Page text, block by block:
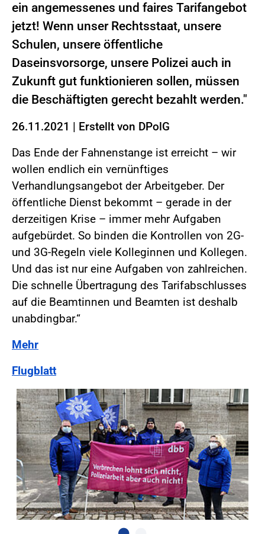
ein angemessenes und faires Tarifangebot
jetzt! Wenn unser Rechtsstaat, unsere
Schulen, unsere öffentliche
Daseinsvorsorge, unsere Polizei auch in
Zukunft gut funktionieren sollen, müssen
die Beschäftigten gerecht bezahlt werden."
26.11.2021 | Erstellt von DPolG
Das Ende der Fahnenstange ist erreicht – wir
wollen endlich ein vernünftiges
Verhandlungsangebot der Arbeitgeber. Der
öffentliche Dienst bekommt – gerade in der
derzeitigen Krise – immer mehr Aufgaben
aufgebürdet. So binden die Kontrollen von 2G-
und 3G-Regeln viele Kolleginnen und Kollegen.
Und das ist nur eine Aufgaben von zahlreichen.
Die schnelle Übertragung des Tarifabschlusses
auf die Beamtinnen und Beamten ist deshalb
unabdingbar.“
Mehr
Flugblatt